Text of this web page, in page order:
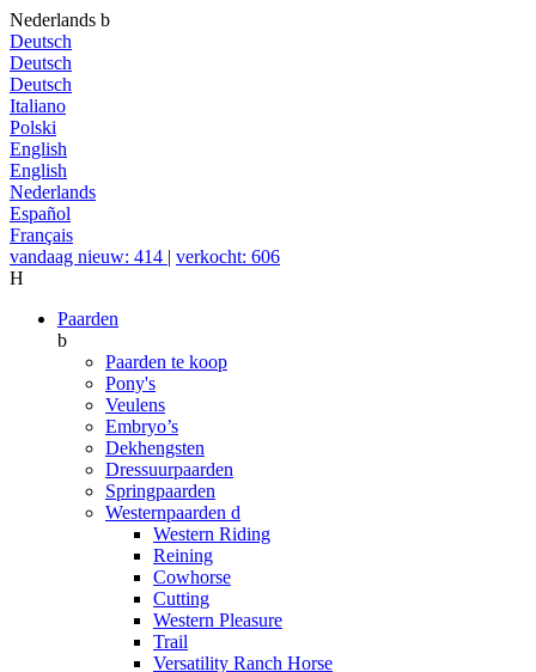
Nederlands b
Deutsch
Deutsch
Deutsch
Italiano
Polski
English
English
Nederlands
Español
Français
vandaag nieuw: 414 | verkocht: 606
H
Paarden
b
Paarden te koop
Pony's
Veulens
Embryo’s
Dekhengsten
Dressuurpaarden
Springpaarden
Westernpaarden d
Western Riding
Reining
Cowhorse
Cutting
Western Pleasure
Trail
Versatility Ranch Horse